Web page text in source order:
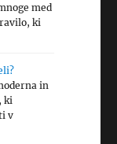
med
ki
in
ki
v